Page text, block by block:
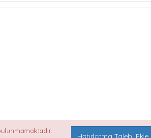
Hatırlatma Talebi Ekle